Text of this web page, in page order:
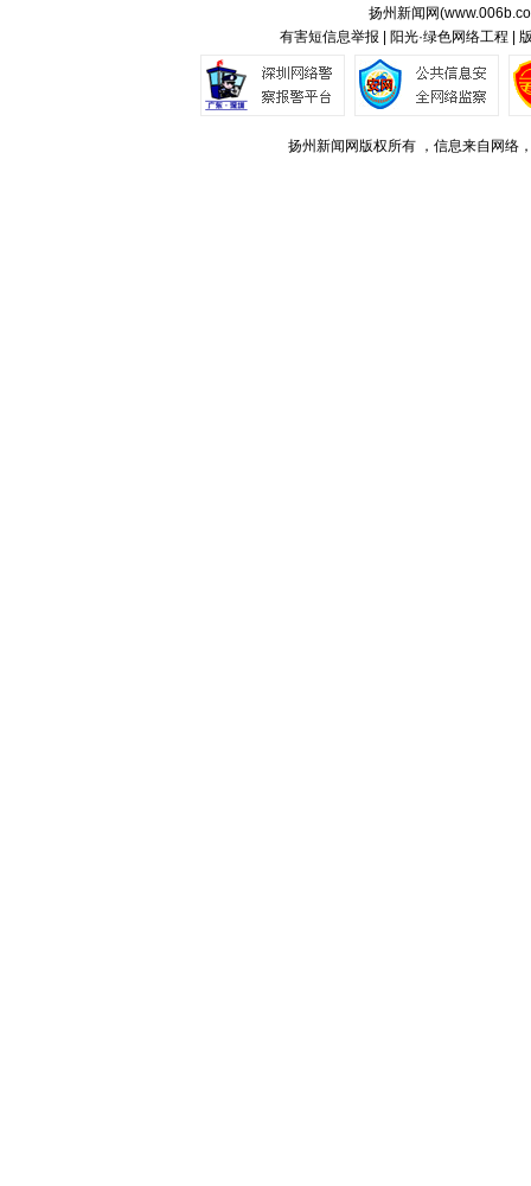
扬州新闻网(
有害短信息举报 | 阳光·绿色网络工程 |
扬州新闻网版权所有 ，信息来自网络